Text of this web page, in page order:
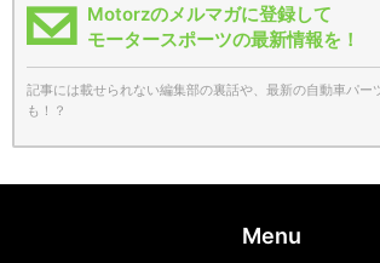
Motorzのメルマガに登録して
モータースポーツの最新情報を！
記事には載せられない編集部の裏話や、最新の自動車パー
も！？
Menu